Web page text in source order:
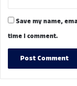
Save my name,
time I comment.